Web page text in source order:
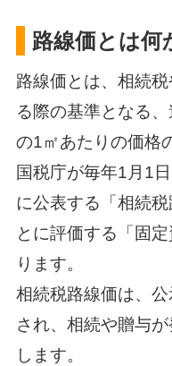
路線価とは何
路線価とは、相続
る際の基準となる
の1㎡あたりの価格
国税庁が毎年1月1
に公表する「相続
とに評価する「固
ります。
相続税路線価は、
され、相続や贈与
します。